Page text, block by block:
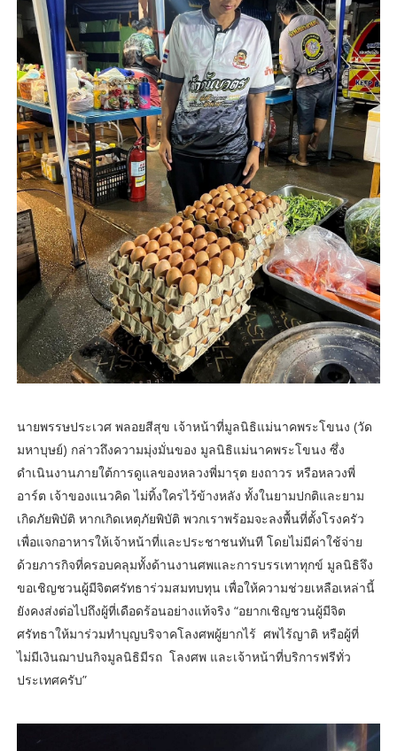
นายพรรษประเวศ พลอยสีสุข เจ้าหน้าที่มูลนิธิแม่นาคพระโขนง (วัด
มหาบุษย์) กล่าวถึงความมุ่งมั่นของ มูลนิธิแม่นาคพระโขนง ซึ่ง
ดำเนินงานภายใต้การดูแลของหลวงพี่มารุต ยงถาวร หรือหลวงพี่
อาร์ต เจ้าของแนวคิด ไม่ทิ้งใครไว้ข้างหลัง ทั้งในยามปกติและยาม
เกิดภัยพิบัติ หากเกิดเหตุภัยพิบัติ พวกเราพร้อมจะลงพื้นที่ตั้งโรงครัว
เพื่อแจกอาหารให้เจ้าหน้าที่และประชาชนทันที โดยไม่มีค่าใช้จ่าย
ด้วยภารกิจที่ครอบคลุมทั้งด้านงานศพและการบรรเทาทุกข์ มูลนิธิจึง
ขอเชิญชวนผู้มีจิตศรัทธาร่วมสมทบทุน เพื่อให้ความช่วยเหลือเหล่านี้
ยังคงส่งต่อไปถึงผู้ที่เดือดร้อนอย่างแท้จริง “อยากเชิญชวนผู้มีจิต
ศรัทธาให้มาร่วมทำบุญบริจาคโลงศพผู้ยากไร้ ศพไร้ญาติ หรือผู้ที่
ไม่มีเงินฌาปนกิจมูลนิธิมีรถ โลงศพ และเจ้าหน้าที่บริการฟรีทั่ว
ประเทศครับ”